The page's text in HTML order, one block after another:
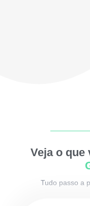
Veja o que
Tudo passo a